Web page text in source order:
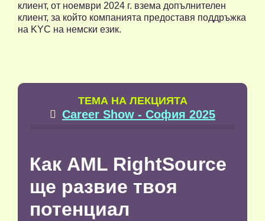
клиент, от ноември 2024 г. взема допълнителен
клиент, за който компанията предоставя поддръжка
на KYC на немски език.
TЕМА НА ЛЕКЦИЯТА
 Career Show - София 2025
Как AML RightSource
ще развие твоя
потенциал